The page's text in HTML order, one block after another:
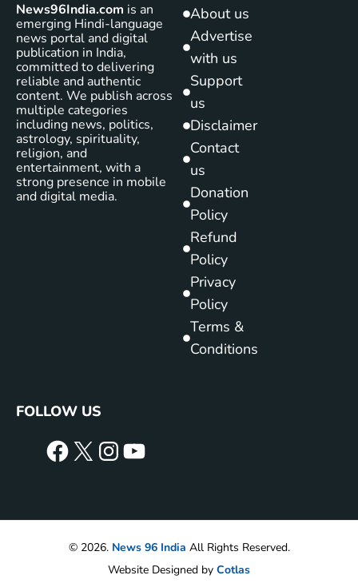
News96India.com is an
emerging Hindi-language
news portal and digital
publication in India,
committed to delivering
reliable and authentic
content. We publish across
multiple categories
including news, politics,
astrology, spirituality,
religion, and
entertainment, with a
strong presence in mobile
and digital media.
About us
Advertise
with us
Support
us
Disclaimer
Contact
us
Donation
Policy
Refund
Policy
Privacy
Policy
Terms &
Conditions
FOLLOW US
© 2026. News 96 India All Rights Reserved.
Website Designed by Cotlas